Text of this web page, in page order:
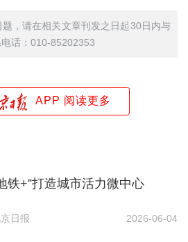
，请在相关文章刊发之日起30日内与
话：010-85202353
APP 阅读更多
铁+”打造城市活力微中心
日报 2026-06-04